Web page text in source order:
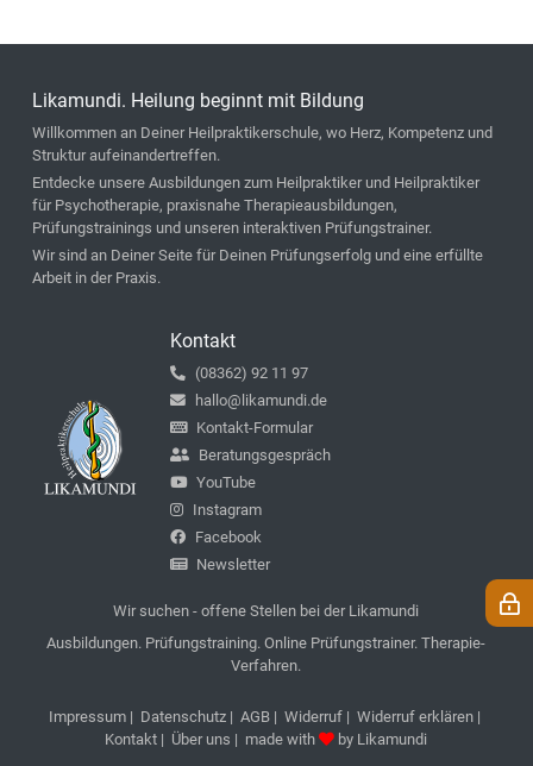
Likamundi. Heilung beginnt mit Bildung
Willkommen an Deiner Heilpraktikerschule, wo Herz, Kompetenz und
Struktur aufeinandertreffen.
Entdecke unsere Ausbildungen zum Heilpraktiker und Heilpraktiker
für Psychotherapie, praxisnahe Therapieausbildungen,
Prüfungstrainings und unseren interaktiven Prüfungstrainer.
Wir sind an Deiner Seite für Deinen Prüfungserfolg und eine erfüllte
Arbeit in der Praxis.
Kontakt
(08362) 92 11 97
hallo@likamundi.de
Kontakt-Formular
Beratungsgespräch
YouTube
Instagram
Facebook
Newsletter
Wir suchen - offene Stellen bei der Likamundi
Ausbildungen. Prüfungstraining. Online Prüfungstrainer. Therapie-
Verfahren.
Impressum| Datenschutz| AGB| Widerruf| Widerruf erklären|
Kontakt | Über uns | made with by Likamundi